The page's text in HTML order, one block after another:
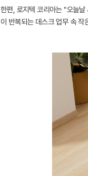
한편, 로지텍 코리아는 "오늘
이 반복되는 데스크 업무 속